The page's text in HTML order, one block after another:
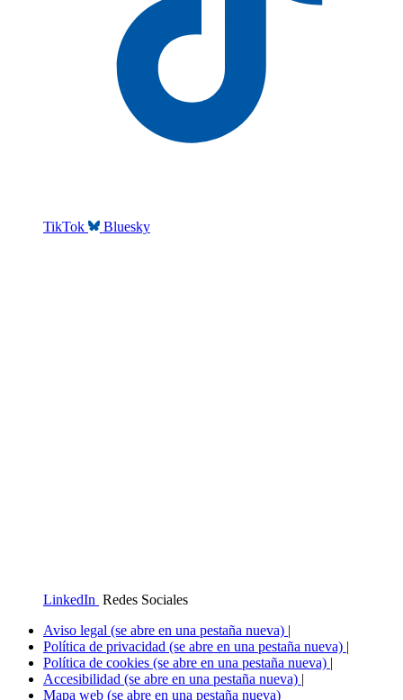
TikTok Bluesky
LinkedIn Redes Sociales
Aviso legal (se abre en una pestaña nueva) |
Política de privacidad (se abre en una pestaña nueva) |
Política de cookies (se abre en una pestaña nueva) |
Accesibilidad (se abre en una pestaña nueva) |
Mapa web (se abre en una pestaña nueva)